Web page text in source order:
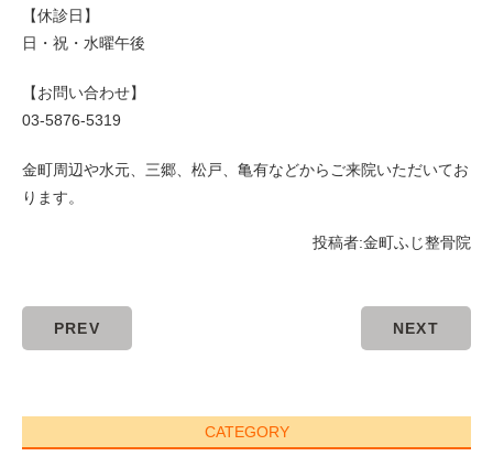
【休診日】
日・祝・水曜午後
【お問い合わせ】
03-5876-5319
金町周辺や水元、三郷、松戸、亀有などからご来院いただいてお
ります。
投稿者:金町ふじ整骨院
PREV NEXT
CATEGORY